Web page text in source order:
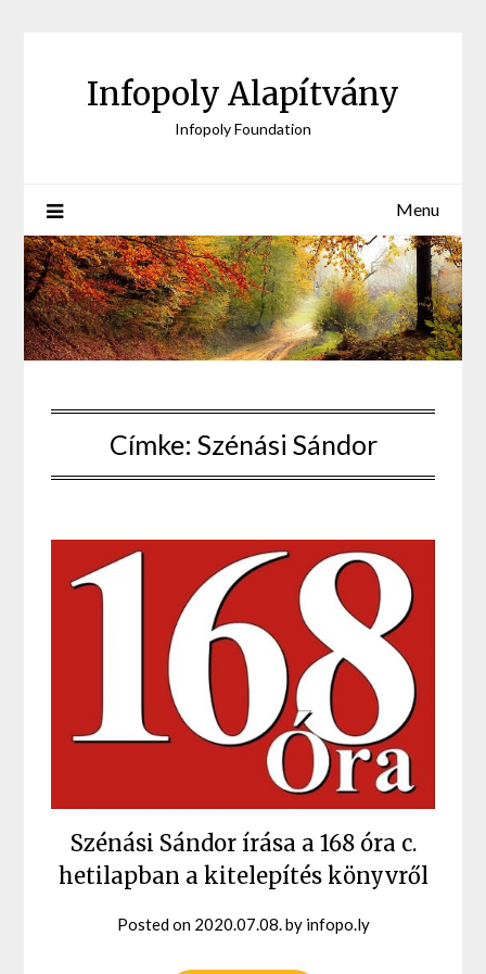
Infopoly Alapítvány
Infopoly Foundation
Menu
Címke: Szénási Sándor
Szénási Sándor írása a 168 óra c.
hetilapban a kitelepítés könyvről
Posted on 2020.07.08.by infopo.ly